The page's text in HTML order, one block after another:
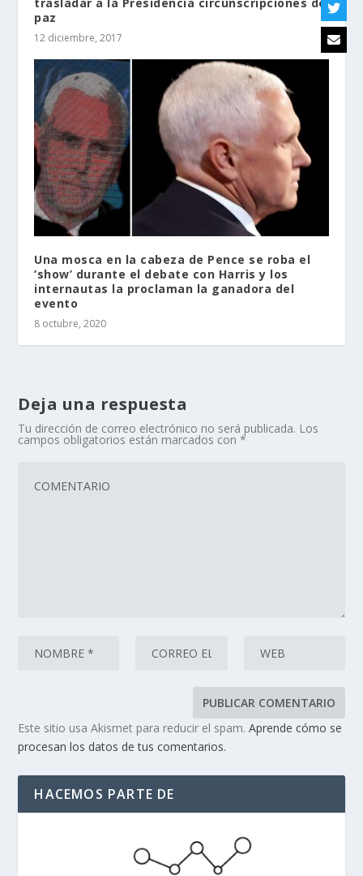
paz
12 diciembre, 2017
Una mosca en la cabeza de Pence se roba el
‘show’ durante el debate con Harris y los
internautas la proclaman la ganadora del
evento
8 octubre, 2020
Deja una respuesta
Tu dirección de correo electrónico no será publicada. Los
campos obligatorios están marcados con*
Este sitio usa Akismet para reducir el spam.Aprende cómo se
procesan los datos de tus comentarios.
HACEMOS PARTE DE